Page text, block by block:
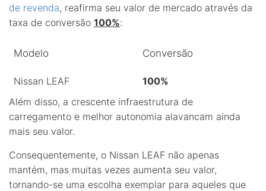
de revenda, reafirma seu valor de mercado através da
taxa de conversão 100%:
Modelo Conversão
Nissan LEAF
100%
Além disso, a crescente infraestrutura de
carregamento e melhor autonomia alavancam ainda
mais seu valor.
Consequentemente, o Nissan LEAF não apenas
mantém, mas muitas vezes aumenta seu valor,
tornando-se uma escolha exemplar para aqueles que